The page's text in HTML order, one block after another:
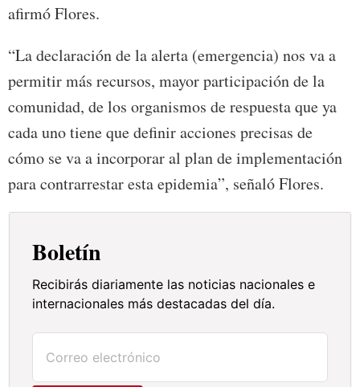
afirmó Flores.
“La declaración de la alerta (emergencia) nos va a
permitir más recursos, mayor participación de la
comunidad, de los organismos de respuesta que ya
cada uno tiene que definir acciones precisas de
cómo se va a incorporar al plan de implementación
para contrarrestar esta epidemia”, señaló Flores.
Boletín
Recibirás diariamente las noticias nacionales e
internacionales más destacadas del día.